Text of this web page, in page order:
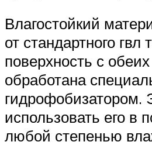
Влагостойкий
от стандартного гвл
поверхность с
обработана
гидрофобизатором.
использовать его в
любой степенью